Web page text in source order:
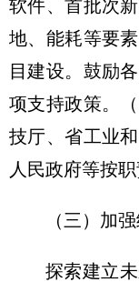
软件、首批次
地、能耗等要
目建设。鼓励
项支持政策。
技厅、省工业
人民政府等按职
（三）加
探索建立